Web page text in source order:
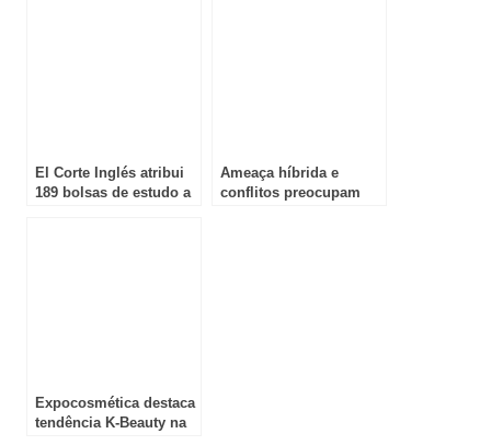
El Corte Inglés atribui
189 bolsas de estudo a
Ameaça híbrida e
conflitos preocupam
Expocosmética destaca
tendência K-Beauty na